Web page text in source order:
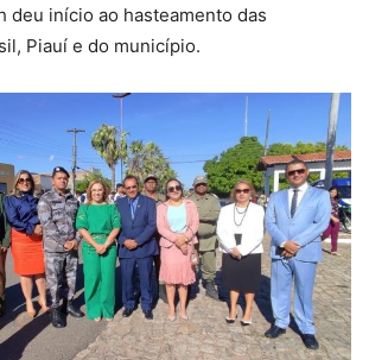
deu início ao hasteamento das
Piauí e do município.